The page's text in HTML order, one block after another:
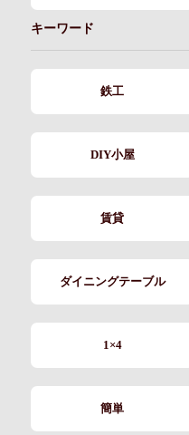
キーワード
鉄工
DIY小屋
賃貸
ダイニングテーブル
1×4
簡単